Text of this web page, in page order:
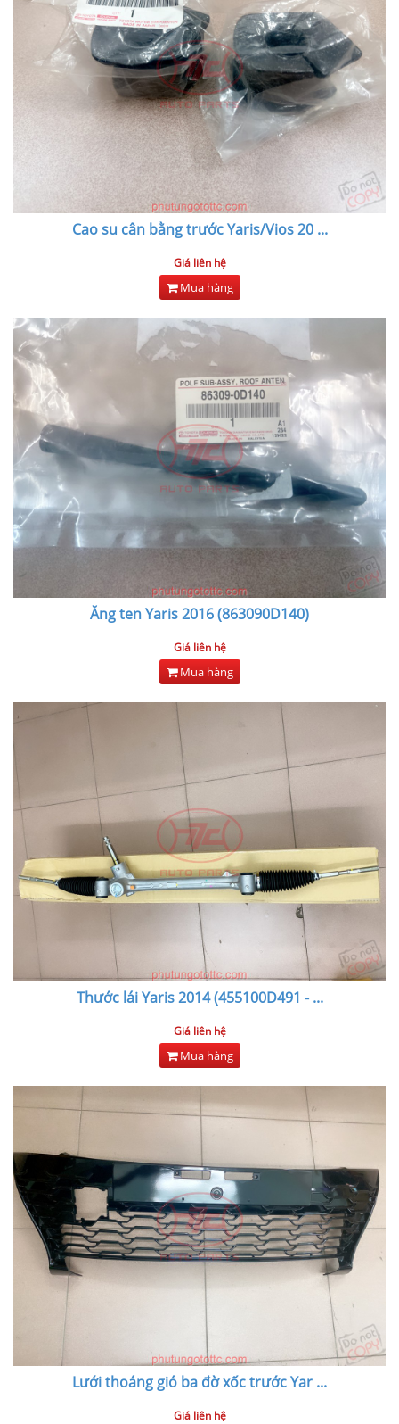
Cao su cân bằng trước Yaris/Vios 20...
Giá liên hệ
Mua hàng
Ăng ten Yaris 2016 (863090D140)
Giá liên hệ
Mua hàng
Thước lái Yaris 2014 (455100D491 -...
Giá liên hệ
Mua hàng
Lưới thoáng gió ba đờ xốc trước Yar ...
Giá liên hệ